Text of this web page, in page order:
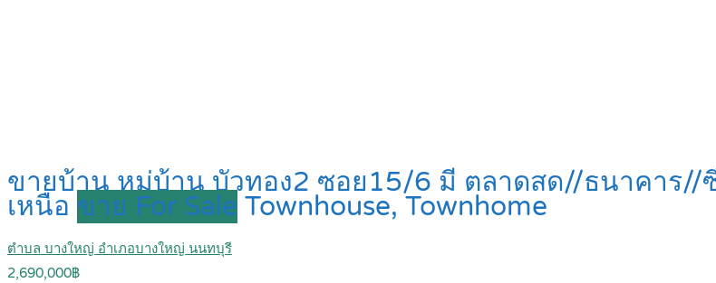
ขายบ้าน หมู่บ้าน บัวทอง2 ซอย15/6 มี ตลาดสด//ธนาคาร//
เหนือ ขาย For Sale Townhouse, Townhome
ตำบล บางใหญ่ อำเภอบางใหญ่ นนทบุรี
2,690,000฿